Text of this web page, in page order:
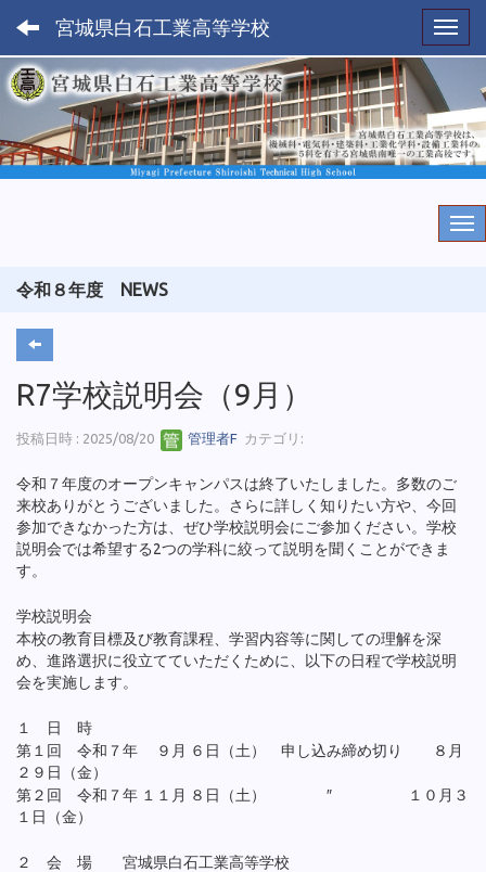
宮城県白石工業高等学校
令和８年度 NEWS
R7学校説明会（9月）
投稿日時 : 2025/08/20 管理者F カテゴリ:
令和７年度のオープンキャンパスは終了いたしました。多数のご
来校ありがとうございました。さらに詳しく知りたい方や、今回
参加できなかった方は、ぜひ学校説明会にご参加ください。学校
説明会では希望する2つの学科に絞って説明を聞くことができま
す。
学校説明会
本校の教育目標及び教育課程、学習内容等に関しての理解を深
め、進路選択に役立てていただくために、以下の日程で学校説明
会を実施します。
１ 日 時
第１回 令和７年 ９月 ６日（土） 申し込み締め切り ８月
２９日（金）
第２回 令和７年 １１月 ８日（土） ″ １０月３
１日（金）
２ 会 場 宮城県白石工業高等学校